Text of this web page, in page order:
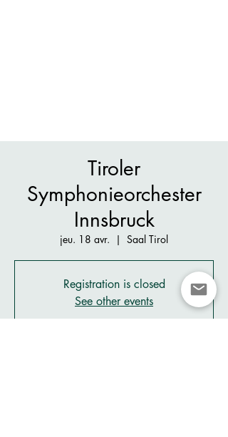
Tiroler
Symphonieorchester
Innsbruck
jeu. 18 avr.
  |
Saal Tirol
Registration is closed
See other events